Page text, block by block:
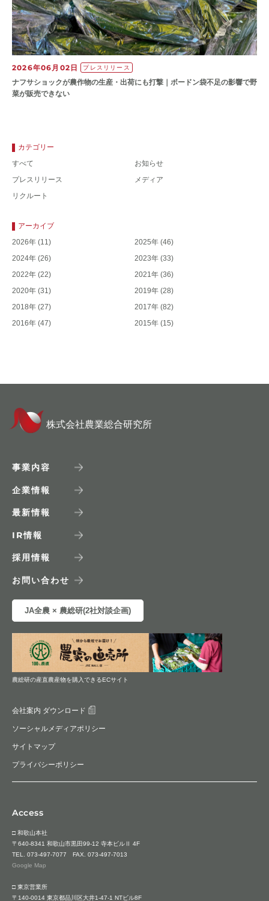
2026年06月02日 プレスリリース
ナフサショックが農作物の⽣産・出荷にも打撃｜ボードン袋不⾜の影響で野
菜が販売できない
カテゴリー
すべて
お知らせ
プレスリリース
メディア
リクルート
アーカイブ
2026年 (11) 2025年 (46)
2024年 (26) 2023年 (33)
2022年 (22) 2021年 (36)
2020年 (31) 2019年 (28)
2018年 (27) 2017年 (82)
2016年 (47) 2015年 (15)
株式会社農業総合研究所
事業内容
企業情報
最新情報
IR情報
採用情報
お問い合わせ
JA全農 × 農総研(2社対談企画)
農総研の産直農産物を購入できるECサイト
会社案内 ダウンロード
ソーシャルメディアポリシー
サイトマップ
プライバシーポリシー
Access
□ 和歌山本社
〒640-8341 和歌山市黒田99-12 寺本ビルⅡ 4F
TEL. 073-497-7077 FAX. 073-497-7013
Google Map
□ 東京営業所
〒140-0014 東京都品川区大井1-47-1 NTビル8F